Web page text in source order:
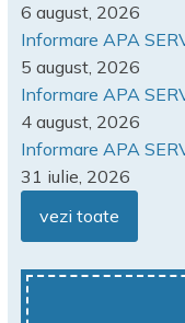
6 august, 2026
Informare APA
5 august, 2026
Informare APA
4 august, 2026
Informare APA
31 iulie, 2026
vezi toate